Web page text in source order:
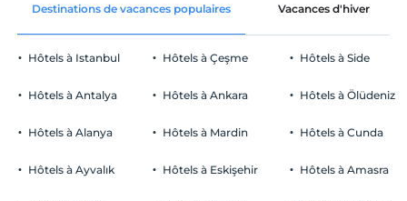
Destinations de vacances populaires Vacances d'hiver
Hôtels à Istanbul
Hôtels à Antalya
Hôtels à Alanya
Hôtels à Ayvalık
Hôtels à Çeşme
Hôtels à Ankara
Hôtels à Mardin
Hôtels à Eskişehir
Hôtels à Side
Hôtels à Ölüdeniz
Hôtels à Cunda
Hôtels à Amasra